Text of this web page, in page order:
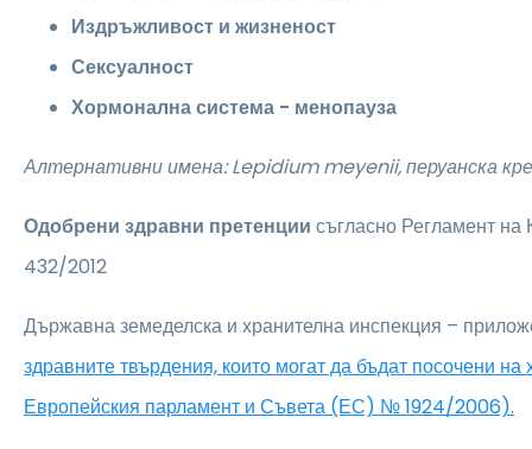
Издръжливост и жизненост
Сексуалност
Хормонална система - менопауза
Алтернативни имена: Lepidium meyenii, перуанска
Одобрени здравни претенции съгласно Регламент
432/2012
Държавна земеделска и хранителна инспекция –
здравните твърдения, които могат да бъдат посочени на
Европейския парламент и Съвета (ЕС) № 1924/2006).